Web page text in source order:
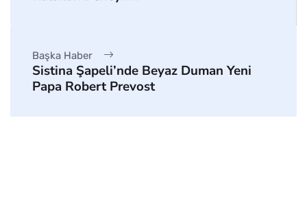
Başka Haber
Sistina Şapeli’nde Beyaz Duman Yeni
Papa Robert Prevost